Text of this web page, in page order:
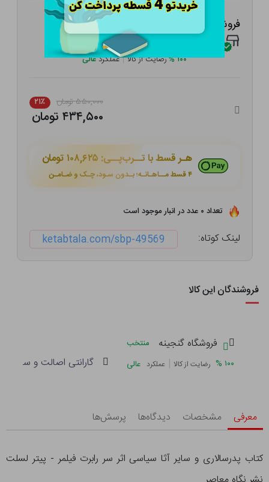
فروشنده
منتخب
۱۰۰%رضایت از کالا | عملکردعالی
۵۵۰,۰۰۰ تومان ۲۱٪
۴۳۴,۵۰۰ تومان
هـر قسط با تــرب‌پــی: ۱۰۸,۶۲۵ تومان
۴ قسط مــاهـانـه؛ بـدون سـود، چـک و ضـامـن
تعداد ۰ عدد در انبار موجود است
لینک کوتاه: ketabtala.com/sbp-49569
فروشندگان این کالا
فروشگاه گنجینه
منتخب
۱۰۰ % رضایت از کالا | عملکرد عالی گارانتی اصالت و سلامت
معرفی مشخصات دیدگاه‌ها پرسش‌ها
کتاب پدرسالاری و سایر آثا سیاسی اثر سر رابرت فیلمر - پیتر لسلت